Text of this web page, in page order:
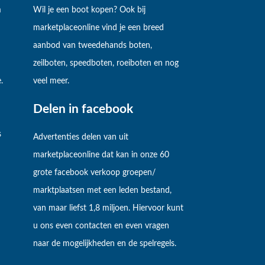
Wil je een boot kopen? Ook bij
marketplaceonline vind je een breed
aanbod van tweedehands boten,
zeilboten, speedboten, roeiboten en nog
veel meer.
Delen in facebook
Advertenties delen van uit
marketplaceonline dat kan in onze 60
grote facebook verkoop groepen/
marktplaatsen met een leden bestand,
van maar liefst 1,8 miljoen. Hiervoor kunt
u ons even contacten en even vragen
naar de mogelijkheden en de spelregels.